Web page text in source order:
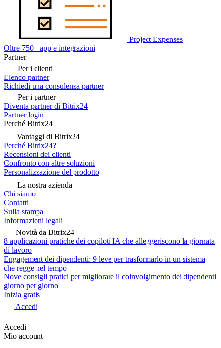
Project Expenses
Oltre 750+ app e integrazioni
Partner
Per i clienti
Elenco partner
Richiedi una consulenza partner
Per i partner
Diventa partner di Bitrix24
Partner login
Perché Bitrix24
Vantaggi di Bitrix24
Perché Bitrix24?
Recensioni dei clienti
Confronto con altre soluzioni
Personalizzazione del prodotto
La nostra azienda
Chi siamo
Contatti
Sulla stampa
Informazioni legali
Novità da Bitrix24
8 applicazioni pratiche dei copiloti IA che alleggeriscono la giornata
di lavoro
Engagement dei dipendenti: 9 leve per trasformarlo in un sistema
che regge nel tempo
Nove consigli pratici per migliorare il coinvolgimento dei dipendenti
giorno per giorno
Inizia gratis
Accedi
Accedi
Mio account